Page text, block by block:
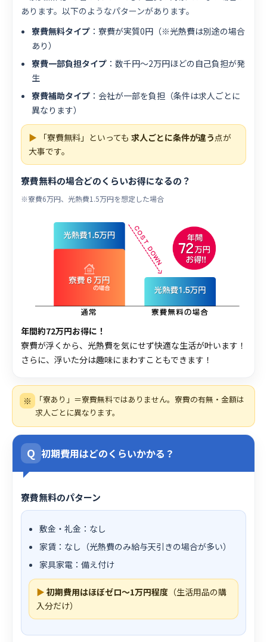
あります。以下のようなパターンがあります。
寮費無料タイプ ：寮費が実質0円（※光熱費は別途の場合
あり）
寮費一部負担タイプ ：数千円〜2万円ほどの自己負担が発
生
寮費補助タイプ ：会社が一部を負担（条件は求人ごとに
異なります）
▶ 「寮費無料」といっても 求人ごとに条件が違う点が
大事です。
寮費無料の場合どのくらいお得になるの？
※寮費6万円、光熱費1.5万円を想定した場合
年間約72万円お得に！
寮費が浮くから、光熱費を気にせず快適な生活が叶います！
さらに、浮いた分は趣味にまわすこともできます！
※
「寮あり」＝寮費無料ではありません。寮費の有無・金額は
求人ごとに異なります。
Q 初期費用はどのくらいかかる？
寮費無料のパターン
敷金・礼金：なし
家賃：なし（光熱費のみ給与天引きの場合が多い）
家具家電：備え付け
▶ 初期費用はほぼゼロ〜1万円程度 （生活用品の購
入分だけ）